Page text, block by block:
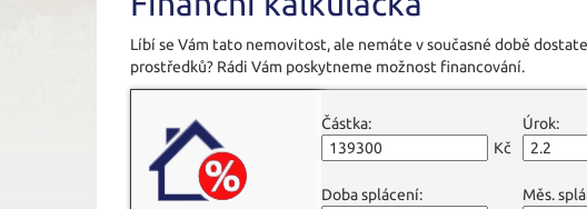
Líbí se Vám tato nemovitost, ale nemáte v současné době
prostředků? Rádi Vám poskytneme možnost financování.
Částka:
Kč
Úrok:
Doba splácení:
Měs.